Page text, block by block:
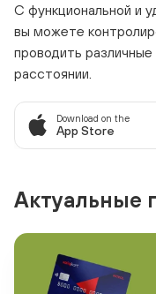
С функциональной и
вы можете
проводить различные
расстоянии.
Download on the
App Store
Актуальные